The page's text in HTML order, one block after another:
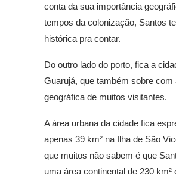
conta da sua importância
tempos da colonização, Santos
histórica pra contar.
Do outro lado do porto, fica a
Guarujá, que também sobre com
geográfica de muitos visitantes.
A área urbana da cidade fica
apenas 39 km² na Ilha de São
que muitos não sabem é que
uma área continental de 230 km²